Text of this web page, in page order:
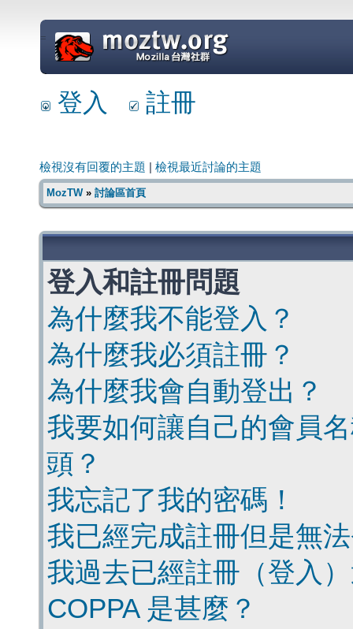
=
登入 註冊
檢視沒有回覆的主題 檢視最近討論的主題
MozTW» 討論區首頁
登入和註冊問題
為什麼我不能登入？
為什麼我必須註冊？
為什麼我會自動登出？
我要如何讓自己的會員
頭？
我忘記了我的密碼！
我已經完成註冊但是無
我過去已經註冊（登入
COPPA 是甚麼？